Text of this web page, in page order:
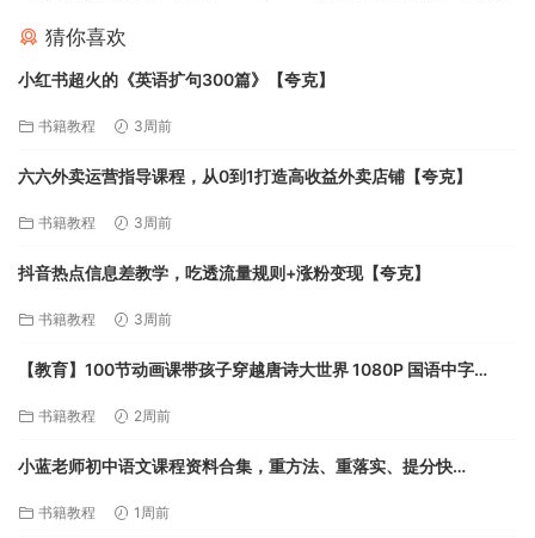
猜你喜欢
小红书超火的《英语扩句300篇》【夸克】
书籍教程 3周前
六六外卖运营指导课程，从0到1打造高收益外卖店铺【夸克】
书籍教程 3周前
抖音热点信息差教学，吃透流量规则+涨粉变现【夸克】
书籍教程 3周前
【教育】100节动画课带孩子穿越唐诗大世界 1080P 国语中字
书籍教程 2周前
小蓝老师初中语文课程资料合集，重方法、重落实、提分快
书籍教程 1周前